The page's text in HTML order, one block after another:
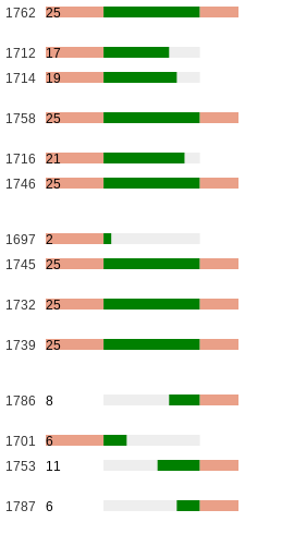
1762 25
1712
17
1714 19
1758 25
1716
21
1746 25
1697
2
1745 25
1732 25
1739 25
1786 8
1701
6
1753 11
1787 6